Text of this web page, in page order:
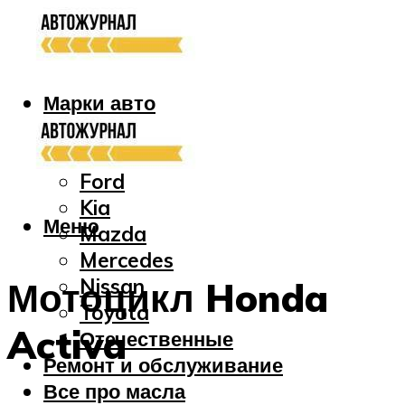
Марки авто
Audi
Bmw
Ford
Kia
Mazda
Mercedes
Nissan
Toyota
Отечественные
Ремонт и обслуживание
Все про масла
Меню
Мотоцикл Honda
Activa